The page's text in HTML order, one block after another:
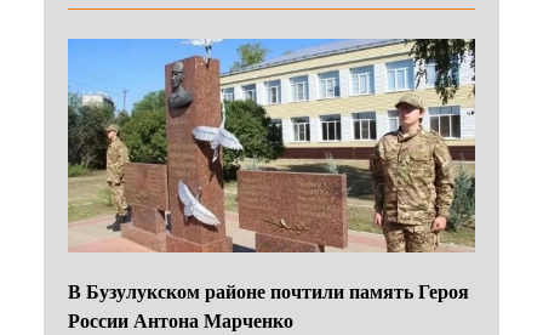
В Бузулукском районе почтили память Героя
России Антона Марченко